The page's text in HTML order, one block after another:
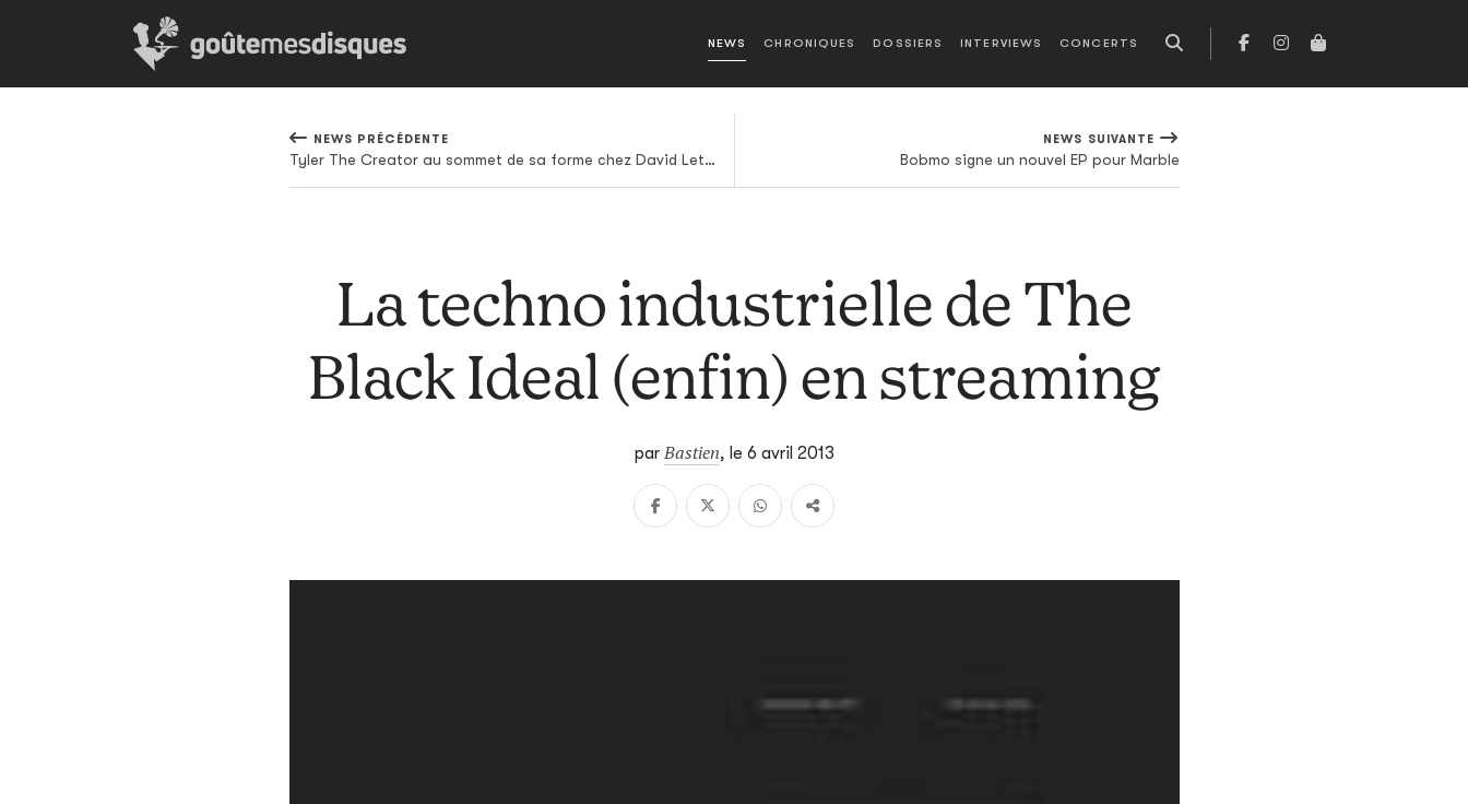
NEWS CHRONIQUES DOSSIERS INTERVIEWS CONCERTS
NEWS PRÉCÉDENTE
Tyler The Creator au sommet de sa forme chez David Letterman
NEWS SUIVANTE
Bobmo signe un nouvel EP pour Marble
La techno industrielle de The
Black Ideal (enfin) en streaming
parBastien, le 6 avril 2013